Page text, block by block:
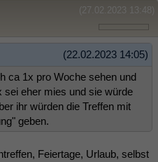
(27.02.2023 13:48)
(22.02.2023 14:05)
ca 1x pro Woche sehen und
eher mies und sie würde
ihr würden die Treffen mit
geben.
Feiertage, Urlaub, selbst